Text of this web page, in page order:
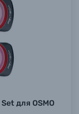
для OSMO